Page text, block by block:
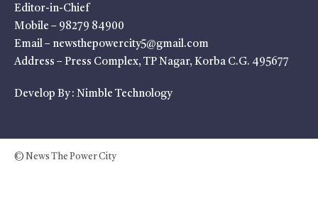
Editor-in-Chief
Mobile – 98279 84900
Email – newsthepowercity5@gmail.com
Address – Press Complex, TP Nagar, Korba C.G. 495677
Develop By : Nimble Technology
© News The Power City